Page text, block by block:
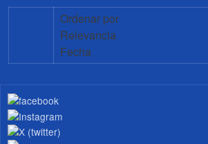
Ordenar por
Relevancia
Fecha